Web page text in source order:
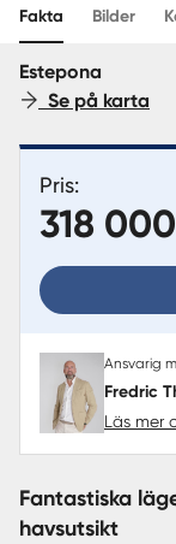
Fakta Bilder
Estepona
Se på karta
Pris:
318
Ansvarig
Fredric
Läs mer
Fantastiska
havsutsikt